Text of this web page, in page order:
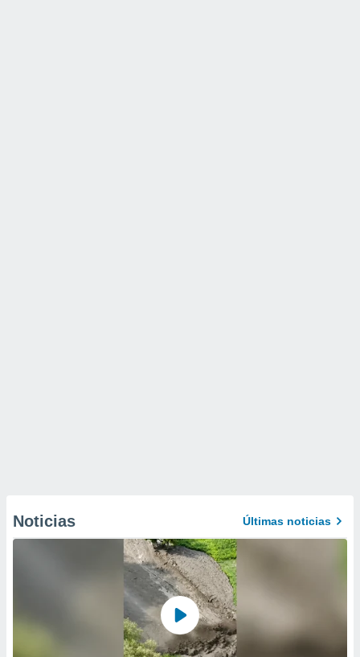
Noticias Últimas noticias